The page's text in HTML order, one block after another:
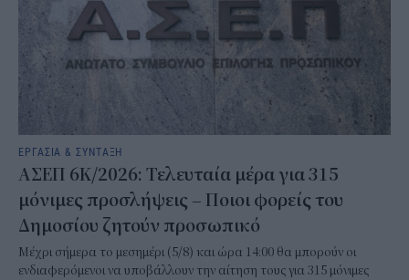
ΕΡΓΑΣΙΑ & ΣΥΝΤΑΞΗ
ΑΣΕΠ 6Κ/2026: Τελευταία μέρα για 315
μόνιμες προσλήψεις – Ποιοι φορείς του
Δημοσίου ζητούν προσωπικό
Μέχρι σήμερα το μεσημέρι (5/8) και ώρα 14:00 θα μπορούν οι
ενδιαφερόμενοι να υποβάλλουν την αίτηση τους για 315 μόνιμες